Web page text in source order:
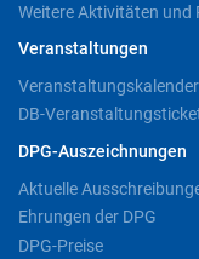
Weitere Aktivitäten und
Veranstaltungen
Veranstaltungskalender
DB-
DPG-Auszeichnungen
Aktuelle
Ehrungen der DPG
DPG-Preise